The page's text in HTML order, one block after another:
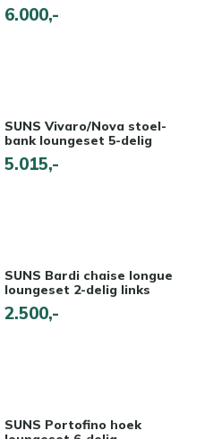
6.000,-
SUNS Vivaro/Nova stoel-
bank loungeset 5-delig
5.015,-
SUNS Bardi chaise longue
loungeset 2-delig links
2.500,-
SUNS Portofino hoek